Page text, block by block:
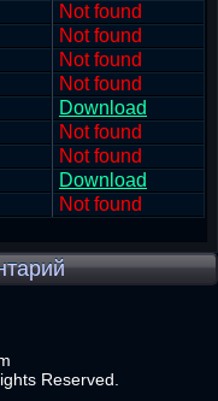
Not found
Not found
Not found
Not found
Download
Not found
Not found
Download
Not found
Reserved.